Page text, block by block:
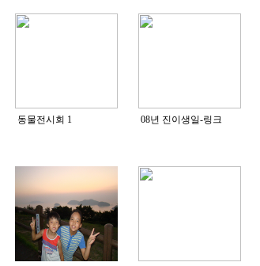
동물전시회 1 08년 진이생일-링크